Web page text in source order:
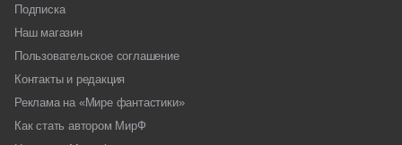
Подписка
Наш магазин
Пользовательское соглашение
Контакты и редакция
Реклама на «Мире фантастики»
Как стать автором МирФ